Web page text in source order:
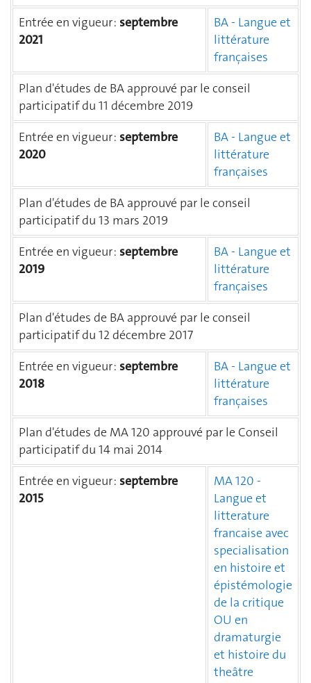
Entrée en vigueur : septembre
2021
BA - Langue et
littérature
françaises
Plan d'études de BA approuvé par le conseil
participatif du 11 décembre 2019
Entrée en vigueur : septembre
2020
BA - Langue et
littérature
françaises
Plan d'études de BA approuvé par le conseil
participatif du 13 mars 2019
Entrée en vigueur : septembre
2019
BA - Langue et
littérature
françaises
Plan d'études de BA approuvé par le conseil
participatif du 12 décembre 2017
Entrée en vigueur : septembre
2018
BA - Langue et
littérature
françaises
Plan d'études de MA 120 approuvé par le Conseil
participatif du 14 mai 2014
Entrée en vigueur : septembre
2015
MA 120 -
Langue et
litterature
francaise avec
specialisation
en histoire et
épistémologie
de la critique
OU en
dramaturgie
et histoire du
theâtre